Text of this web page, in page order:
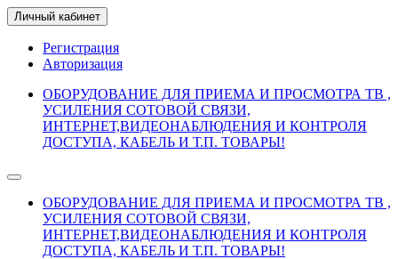
Личный кабинет
Регистрация
Авторизация
ОБОРУДОВАНИЕ ДЛЯ ПРИЕМА И ПРОСМОТРА ТВ ,
УСИЛЕНИЯ СОТОВОЙ СВЯЗИ,
ИНТЕРНЕТ,ВИДЕОНАБЛЮДЕНИЯ И КОНТРОЛЯ
ДОСТУПА, КАБЕЛЬ И Т.П. ТОВАРЫ!
ОБОРУДОВАНИЕ ДЛЯ ПРИЕМА И ПРОСМОТРА ТВ ,
УСИЛЕНИЯ СОТОВОЙ СВЯЗИ,
ИНТЕРНЕТ,ВИДЕОНАБЛЮДЕНИЯ И КОНТРОЛЯ
ДОСТУПА, КАБЕЛЬ И Т.П. ТОВАРЫ!